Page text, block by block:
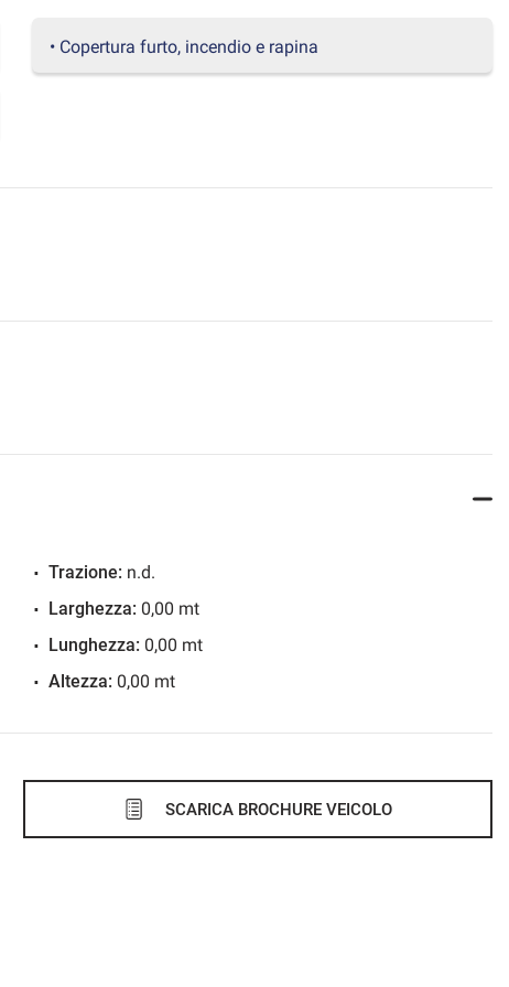
• Copertura furto, incendio e rapina
Trazione: n.d.
Larghezza: 0,00 mt
Lunghezza: 0,00 mt
Altezza: 0,00 mt
SCARICA BROCHURE VEICOLO